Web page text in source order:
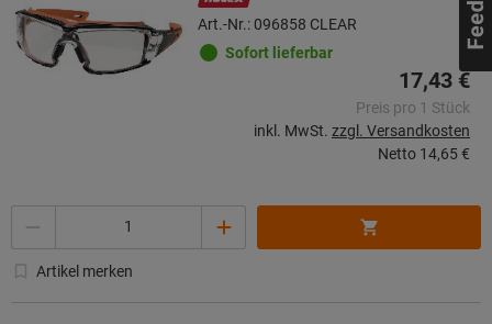
Art.-Nr.: 096858 CLEAR
Sofort lieferbar
17,43 €
Preis pro 1 Stück
inkl. MwSt. zzgl. Versandkosten
Netto 14,65 €
Artikel merken